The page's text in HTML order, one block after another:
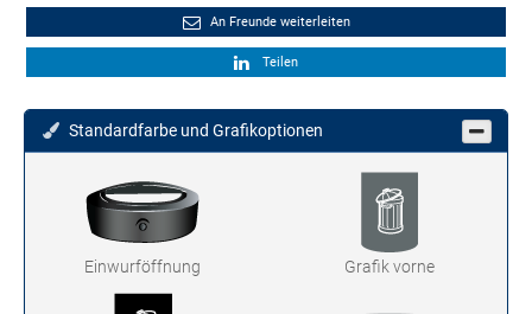
An Freunde weiterleiten
Teilen
Standardfarbe und Grafikoptionen
Einwurföffnung Grafik vorne